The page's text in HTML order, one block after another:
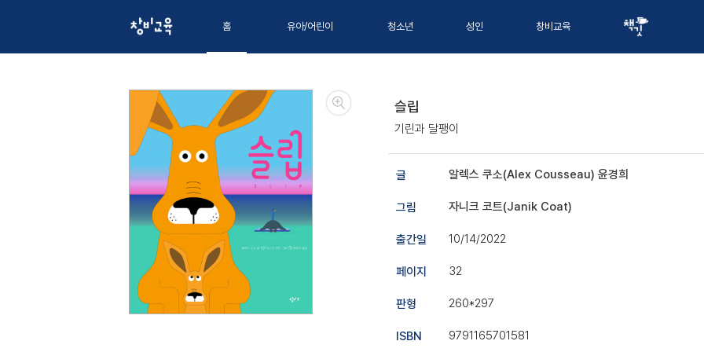
홈 유아/어린이 청소년 성인 창비교육
슬립
기린과 달팽이
글 알렉스 쿠소(Alex Cousseau) 윤경희
그림 자니크 코트(Janik Coat)
출간일 10/14/2022
페이지 32
판형 260*297
ISBN 9791165701581